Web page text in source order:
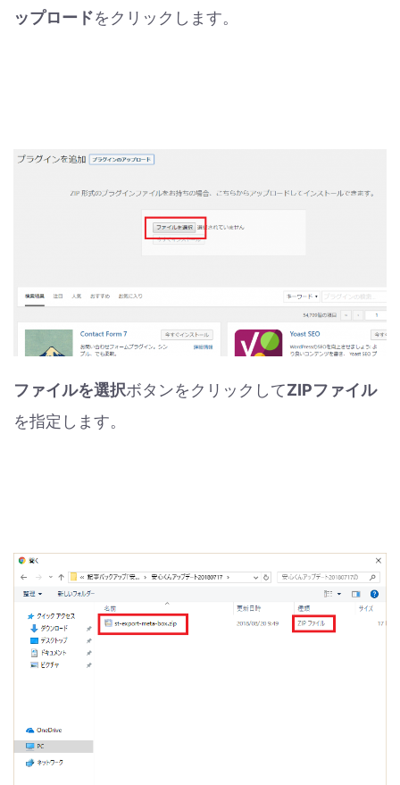
ップロードをクリックします。
ファイルを選択ボタンをクリックしてZIPファイル
を指定します。